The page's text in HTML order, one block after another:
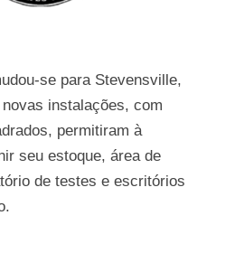
se para Stevensville,
instalações, com
permitiram à
seu estoque, área de
de testes e escritórios